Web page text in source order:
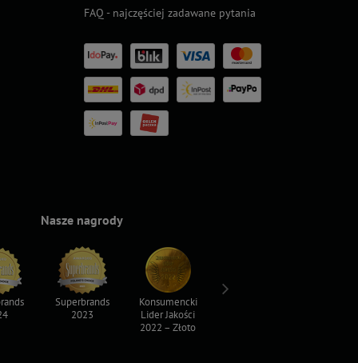
FAQ - najczęściej zadawane pytania
Nasze nagrody
Superbrands
2023
Konsumencki
Lider Jakości
2022 – Złoto